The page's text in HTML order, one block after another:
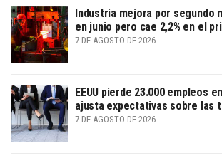
Industria mejora por segundo
en junio pero cae 2,2% en el
7 DE AGOSTO DE 2026
EEUU pierde 23.000 empleos
ajusta expectativas sobre las
7 DE AGOSTO DE 2026